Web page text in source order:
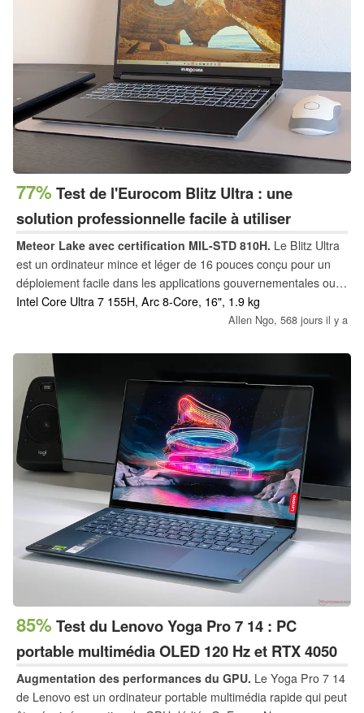
77% Test de l'Eurocom Blitz Ultra : une
solution professionnelle facile à utiliser
Meteor Lake avec certification MIL-STD 810H. Le Blitz Ultra
est un ordinateur mince et léger de 16 pouces conçu pour un
déploiement facile dans les applications gouvernementales ou
privées. Si son apparence est inoffensive, ses performances et
ses fonctionnalités mériteraient d'être améliorées.
Intel Core Ultra 7 155H, Arc 8-Core, 16", 1.9 kg
Allen Ngo, 568 jours il y a
85% Test du Lenovo Yoga Pro 7 14 : PC
portable multimédia OLED 120 Hz et RTX 4050
Augmentation des performances du GPU. Le Yoga Pro 7 14
de Lenovo est un ordinateur portable multimédia rapide qui peut